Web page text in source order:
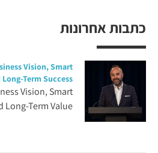
כתבות אחרונות
Vision, Smart
Term Success
Vision, Smart
Long-Term Value